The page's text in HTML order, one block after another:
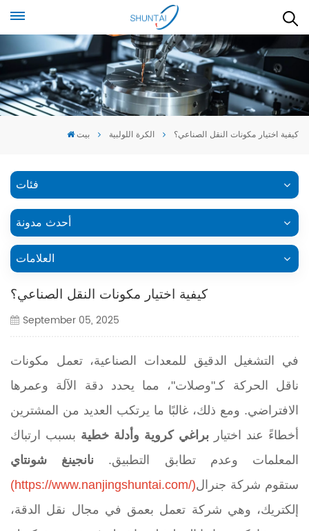
بيت الكرة اللولبية كيفية اختيار مكونات النقل الصناعي؟
فئات
أحدث مدونة
العلامات
كيفية اختيار مكونات النقل الصناعي؟
September 05, 2025
في التشغيل الدقيق للمعدات الصناعية، تعمل مكونات
ناقل الحركة كـ"وصلات"، مما يحدد دقة الآلة وعمرها
الافتراضي. ومع ذلك، غالبًا ما يرتكب العديد من المشترين
أخطاءً عند اختيار براغي كروية وأدلة خطية بسبب ارتباك
المعلمات وعدم تطابق التطبيق. نانجينغ شونتاي
(https://www.nanjingshuntai.com/)ستقوم شركة جنرال
إلكتريك، وهي شركة تعمل بعمق في مجال نقل الدقة،